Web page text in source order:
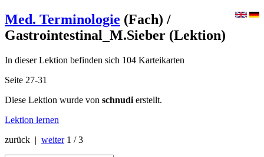
Med. Terminologie (Fach) /
Gastrointestinal_M.Sieber (Lektion)
In dieser Lektion befinden sich 104 Karteikarten
Seite 27-31
Diese Lektion wurde von schnudi erstellt.
Lektion lernen
zurück | weiter 1 / 3